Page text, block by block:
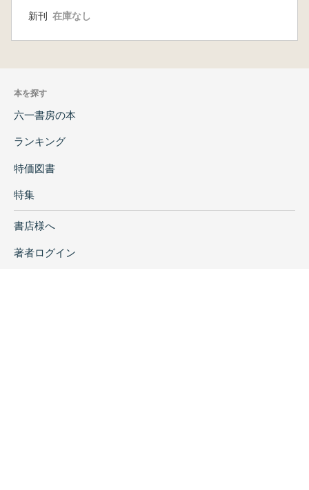
新刊 在庫なし
本を探す
六一書房の本
ランキング
特価図書
特集
書店様へ
著者ログイン